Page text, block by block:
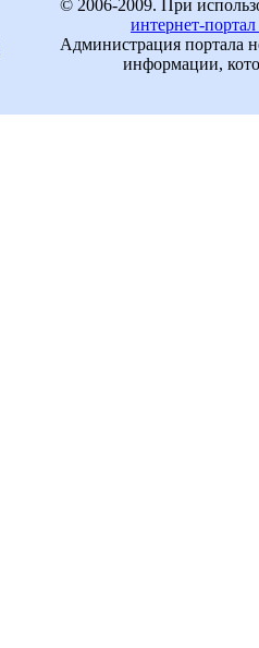
© 2006-2009. При
интернет-
Администрация портала
информации,